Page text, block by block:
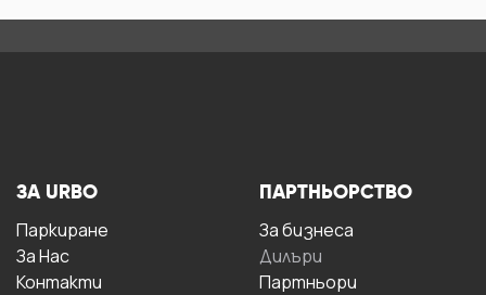
ЗА URBO
Паркиране
За Hас
Контакти
ПАРТНЬОРСТВО
За бизнесa
Дилъри
Партньори